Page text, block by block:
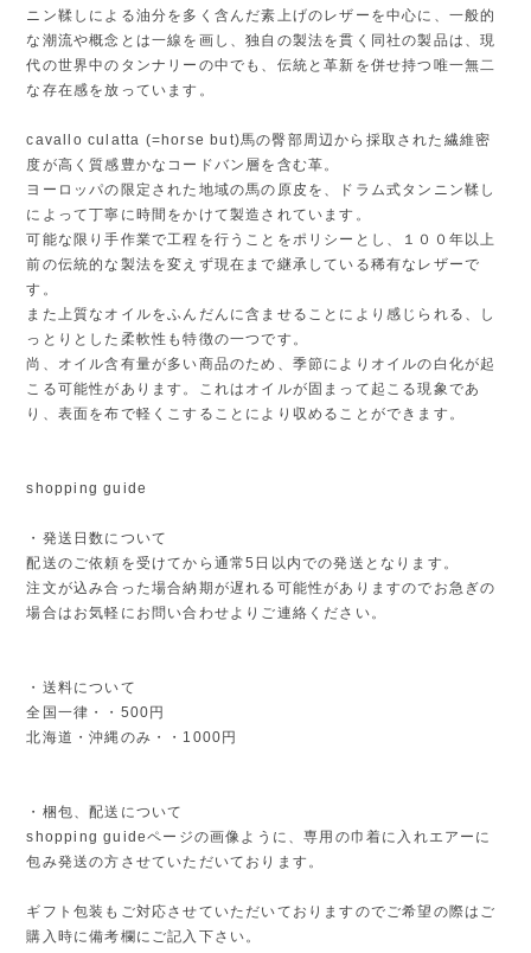
ニン鞣しによる油分を多く含んだ素上げのレザーを中心に、一般的
な潮流や概念とは一線を画し、独自の製法を貫く同社の製品は、現
代の世界中のタンナリーの中でも、伝統と革新を併せ持つ唯一無二
な存在感を放っています。
cavallo culatta (=horse but)馬の臀部周辺から採取された繊維密
度が高く質感豊かなコードバン層を含む革。
ヨーロッパの限定された地域の馬の原皮を、ドラム式タンニン鞣し
によって丁寧に時間をかけて製造されています。
可能な限り手作業で工程を行うことをポリシーとし、１００年以上
前の伝統的な製法を変えず現在まで継承している稀有なレザーで
す。
また上質なオイルをふんだんに含ませることにより感じられる、し
っとりとした柔軟性も特徴の一つです。
尚、オイル含有量が多い商品のため、季節によりオイルの白化が起
こる可能性があります。これはオイルが固まって起こる現象であ
り、表面を布で軽くこすることにより収めることができます。
shopping guide
・発送日数について
配送のご依頼を受けてから通常5日以内での発送となります。
注文が込み合った場合納期が遅れる可能性がありますのでお急ぎの
場合はお気軽にお問い合わせよりご連絡ください。
・送料について
全国一律・・500円
北海道・沖縄のみ・・1000円
・梱包、配送について
shopping guideページの画像ように、専用の巾着に入れエアーに
包み発送の方させていただいております。
ギフト包装もご対応させていただいておりますのでご希望の際はご
購入時に備考欄にご記入下さい。